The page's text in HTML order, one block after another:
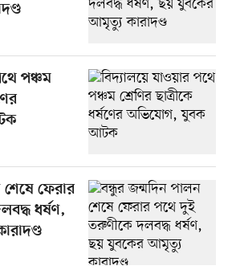
পঞ্চম
ফেরার
ধর্ষণ,